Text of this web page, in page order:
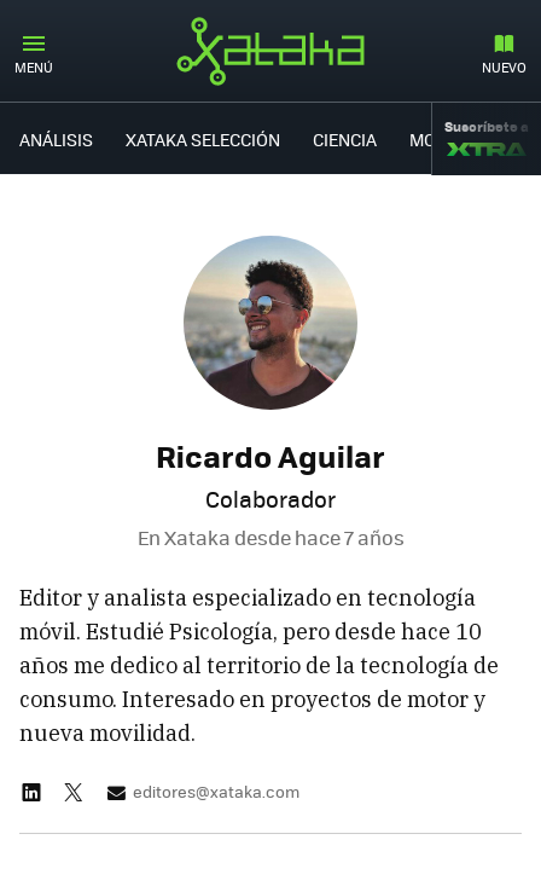
MENÚ NUEVO
ANÁLISIS XATAKA SELECCIÓN CIENCIA MOVILIDAD
Suscríbete a
Ricardo Aguilar
Colaborador
En Xataka desdehace 7 años
Editor y analista especializado en tecnología
móvil. Estudié Psicología, pero desde hace 10
años me dedico al territorio de la tecnología de
consumo. Interesado en proyectos de motor y
nueva movilidad.
editores@xataka.com